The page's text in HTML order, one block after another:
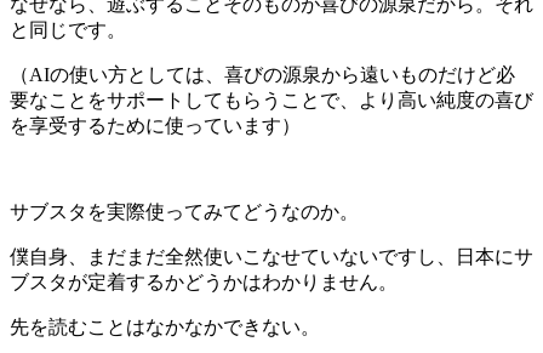
と同じです。
（AIの使い方としては、喜びの源泉から遠いものだけど必
要なことをサポートしてもらうことで、より高い純度の喜び
を享受するために使っています）
サブスタを実際使ってみてどうなのか。
僕自身、まだまだ全然使いこなせていないですし、日本にサ
ブスタが定着するかどうかはわかりません。
先を読むことはなかなかできない。